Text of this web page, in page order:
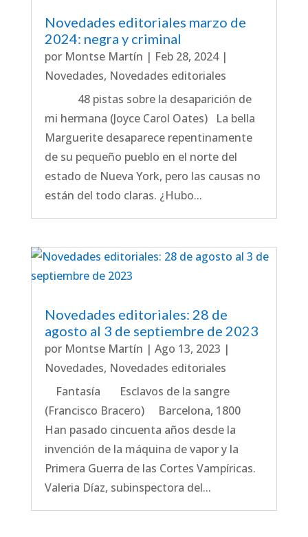
Novedades editoriales marzo de
2024: negra y criminal
por Montse Martín | Feb 28, 2024|
Novedades, Novedades editoriales
48 pistas sobre la desaparición de
mi hermana (Joyce Carol Oates) La bella
Marguerite desaparece repentinamente
de su pequeño pueblo en el norte del
estado de Nueva York, pero las causas no
están del todo claras. ¿Hubo...
Novedades editoriales: 28 de
agosto al 3 de septiembre de 2023
por Montse Martín | Ago 13, 2023 |
Novedades, Novedades editoriales
Fantasía Esclavos de la sangre
(Francisco Bracero) Barcelona, 1800
Han pasado cincuenta años desde la
invención de la máquina de vapor y la
Primera Guerra de las Cortes Vampíricas.
Valeria Díaz, subinspectora del...